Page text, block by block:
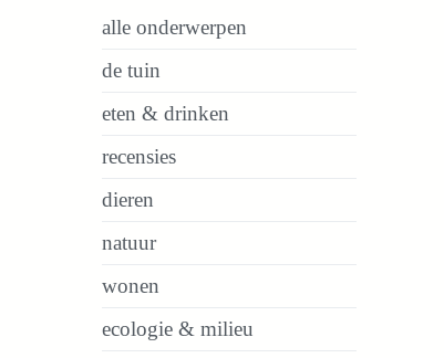
alle onderwerpen
de tuin
eten & drinken
recensies
dieren
natuur
wonen
ecologie & milieu